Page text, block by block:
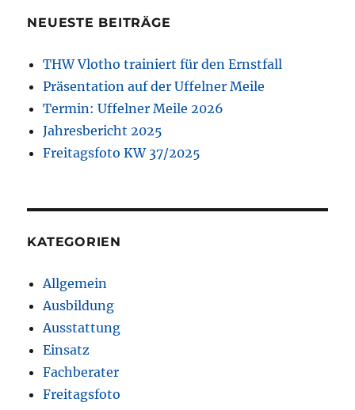
NEUESTE BEITRÄGE
THW Vlotho trainiert für den Ernstfall
Präsentation auf der Uffelner Meile
Termin: Uffelner Meile 2026
Jahresbericht 2025
Freitagsfoto KW 37/2025
KATEGORIEN
Allgemein
Ausbildung
Ausstattung
Einsatz
Fachberater
Freitagsfoto